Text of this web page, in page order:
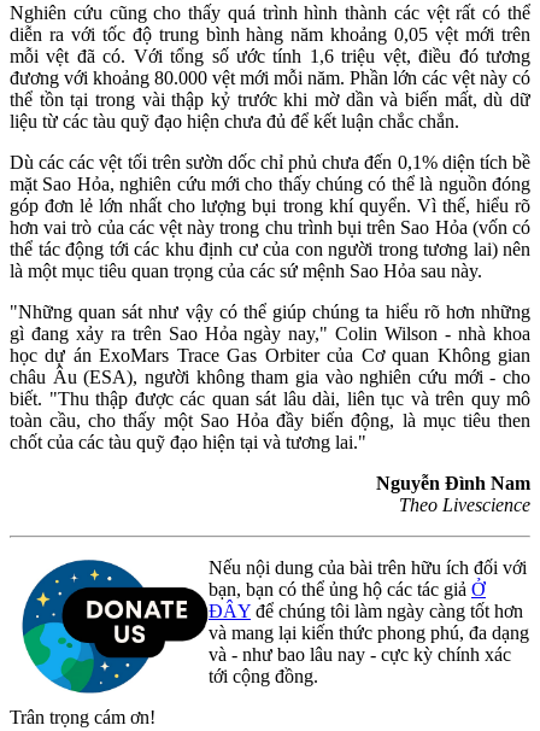
Nghiên cứu cũng cho thấy quá trình hình thành các vệt rất có thể
diễn ra với tốc độ trung bình hàng năm khoảng 0,05 vệt mới trên
mỗi vệt đã có. Với tổng số ước tính 1,6 triệu vệt, điều đó tương
đương với khoảng 80.000 vệt mới mỗi năm. Phần lớn các vệt này có
thể tồn tại trong vài thập kỷ trước khi mờ dần và biến mất, dù dữ
liệu từ các tàu quỹ đạo hiện chưa đủ để kết luận chắc chắn.
Dù các các vệt tối trên sườn dốc chỉ phủ chưa đến 0,1% diện tích bề
mặt Sao Hỏa, nghiên cứu mới cho thấy chúng có thể là nguồn đóng
góp đơn lẻ lớn nhất cho lượng bụi trong khí quyển. Vì thế, hiểu rõ
hơn vai trò của các vệt này trong chu trình bụi trên Sao Hỏa (vốn có
thể tác động tới các khu định cư của con người trong tương lai) nên
là một mục tiêu quan trọng của các sứ mệnh Sao Hỏa sau này.
"Những quan sát như vậy có thể giúp chúng ta hiểu rõ hơn những
gì đang xảy ra trên Sao Hỏa ngày nay," Colin Wilson - nhà khoa
học dự án ExoMars Trace Gas Orbiter của Cơ quan Không gian
châu Âu (ESA), người không tham gia vào nghiên cứu mới - cho
biết. "Thu thập được các quan sát lâu dài, liên tục và trên quy mô
toàn cầu, cho thấy một Sao Hỏa đầy biến động, là mục tiêu then
chốt của các tàu quỹ đạo hiện tại và tương lai."
Nguyễn Đình Nam
Theo Livescience
Nếu nội dung của bài trên hữu ích đối với
bạn, bạn có thể ủng hộ các tác giả Ở
ĐÂY để chúng tôi làm ngày càng tốt hơn
và mang lại kiến thức phong phú, đa dạng
và - như bao lâu nay - cực kỳ chính xác
tới cộng đồng.
Trân trọng cám ơn!